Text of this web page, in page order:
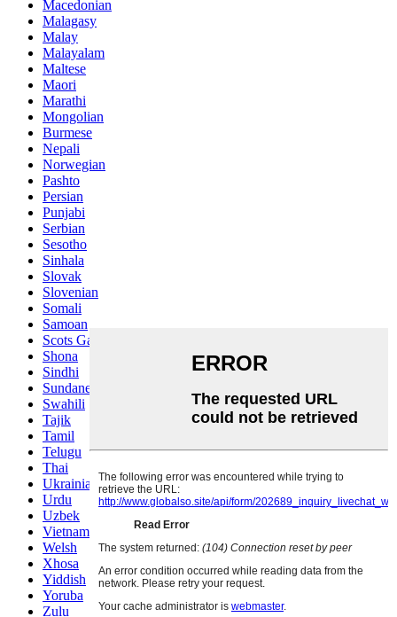
Macedonian
Malagasy
Malay
Malayalam
Maltese
Maori
Marathi
Mongolian
Burmese
Nepali
Norwegian
Pashto
Persian
Punjabi
Serbian
Sesotho
Sinhala
Slovak
Slovenian
Somali
Samoan
Scots Gaelic
Shona
Sindhi
Sundanese
Swahili
Tajik
Tamil
Telugu
Thai
Ukrainian
Urdu
Uzbek
Vietnamese
Welsh
Xhosa
Yiddish
Yoruba
Zulu